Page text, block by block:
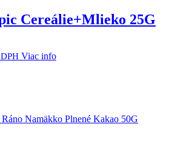
Cereálie+Mlieko 25G
Viac info